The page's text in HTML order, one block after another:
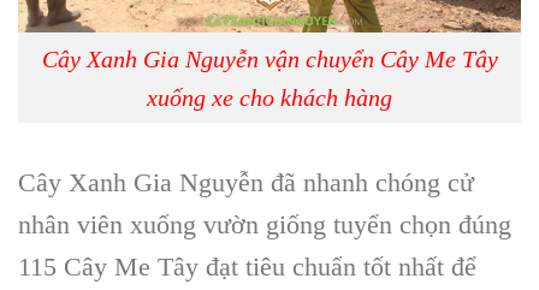
Cây Xanh Gia Nguyễn vận chuyển Cây Me Tây
xuống xe cho khách hàng
Cây Xanh Gia Nguyễn đã nhanh chóng cử
nhân viên xuống vườn giống tuyển chọn đúng
115 Cây Me Tây đạt tiêu chuẩn tốt nhất để